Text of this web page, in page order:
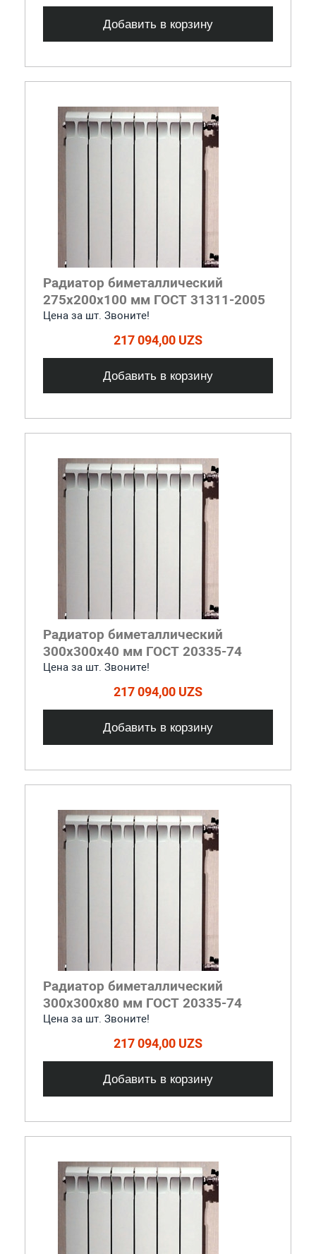
Добавить в корзину
Радиатор биметаллический
275x200x100 мм ГОСТ 31311-2005
Цена за шт. Звоните!
217 094,00 UZS
Добавить в корзину
Радиатор биметаллический
300x300x40 мм ГОСТ 20335-74
Цена за шт. Звоните!
217 094,00 UZS
Добавить в корзину
Радиатор биметаллический
300x300x80 мм ГОСТ 20335-74
Цена за шт. Звоните!
217 094,00 UZS
Добавить в корзину